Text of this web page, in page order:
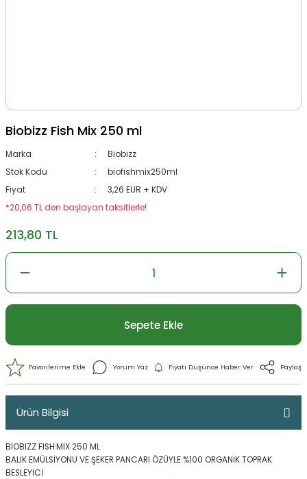
Biobizz Fish Mix 250 ml
Marka
Biobizz
Stok Kodu
biofishmix250ml
Fiyat
3,26 EUR + KDV
*20,06 TL den başlayan taksitlerle!
213,80 TL
Sepete Ekle
Ürün Bilgisi
BIOBIZZ FISH·MIX 250 ML
BALIK EMÜLSİYONU VE ŞEKER PANCARI ÖZÜYLE %100 ORGANİK TOPRAK
BESLEYİCİ